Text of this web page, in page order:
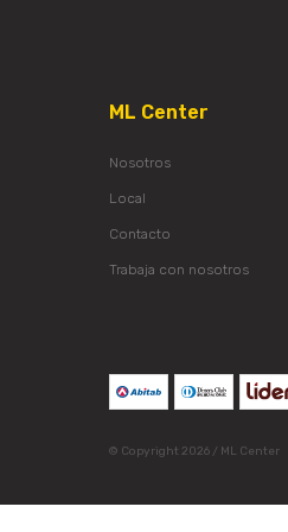
ML Center
Nosotros
Local
Contacto
Trabaja con nosotros
© Copyright 2026 / ML Center